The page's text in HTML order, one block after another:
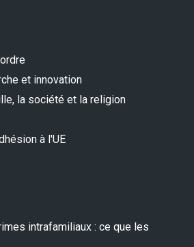
et innovation
la société et la religion
à l'UE
intrafamiliaux : ce que les